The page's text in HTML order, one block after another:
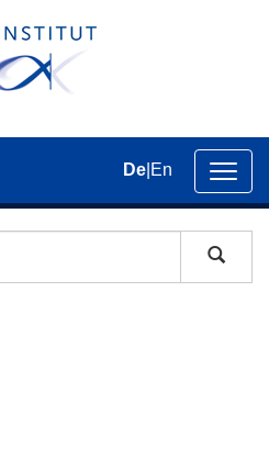
der
De En